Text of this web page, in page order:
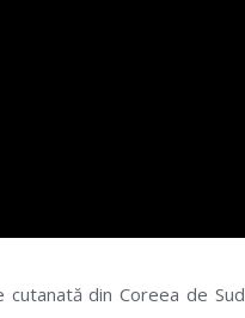
din Coreea de